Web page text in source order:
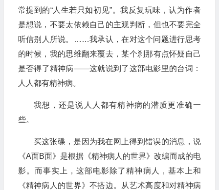
常提到的“人生若只如初见”。我反复玩味，认为作者
是想说，不要太依赖自己的主观判断，但也不要完全
听信别人所说。……我承认，在对这个问题进行思考
的时候，我的思维翻来覆去，某个刹那有点怀疑自己
是否得了精神病——这就说到了这部电影里的台词：
人人都有精神病。
我想，还是说人人都有精神病的潜质更准确一
些。
买这张碟，是因为我在网上得到错误的消息，说
《A面B面》是根据《精神病人的世界》改编而成的电
影。而事实上，这部电影除了精神病人，基本上和
《精神病人的世界》不搭边。从艺术高度和对精神病